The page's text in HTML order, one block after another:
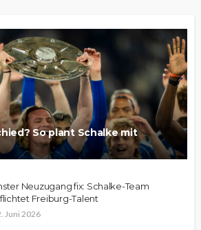
So plant Schalke mit
Neuzugang fix: Schalke-Team
Freiburg-Talent
Juni 2026